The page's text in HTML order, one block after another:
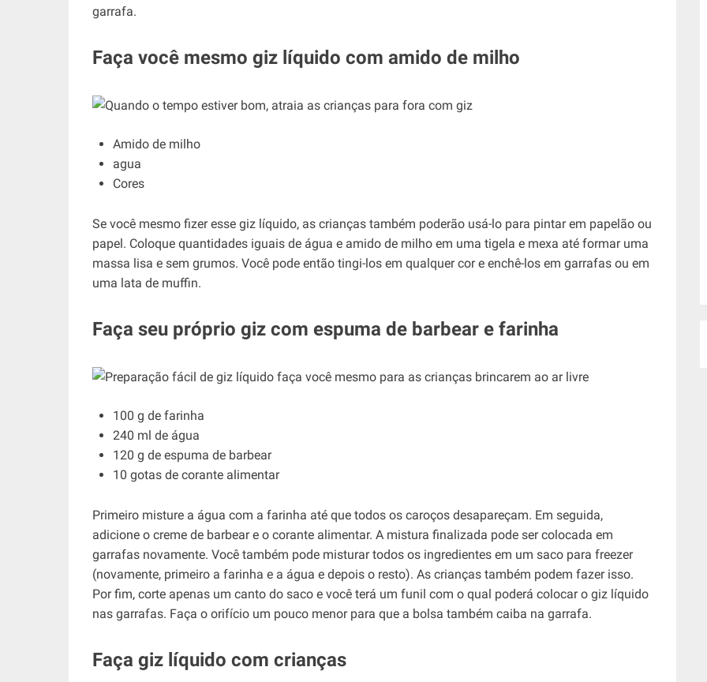
garrafa.
Faça você mesmo giz líquido com amido de milho
Amido de milho
agua
Cores
Se você mesmo fizer esse giz líquido, as crianças também poderão usá-lo para pintar em papelão ou
papel. Coloque quantidades iguais de água e amido de milho em uma tigela e mexa até formar uma
massa lisa e sem grumos. Você pode então tingi-los em qualquer cor e enchê-los em garrafas ou em
uma lata de muffin.
Faça seu próprio giz com espuma de barbear e farinha
100 g de farinha
240 ml de água
120 g de espuma de barbear
10 gotas de corante alimentar
Primeiro misture a água com a farinha até que todos os caroços desapareçam. Em seguida,
adicione o creme de barbear e o corante alimentar. A mistura finalizada pode ser colocada em
garrafas novamente. Você também pode misturar todos os ingredientes em um saco para freezer
(novamente, primeiro a farinha e a água e depois o resto). As crianças também podem fazer isso.
Por fim, corte apenas um canto do saco e você terá um funil com o qual poderá colocar o giz líquido
nas garrafas. Faça o orifício um pouco menor para que a bolsa também caiba na garrafa.
Faça giz líquido com crianças